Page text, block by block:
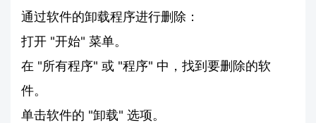
通过软件的卸载程序进行删除：
打开 "开始" 菜单。
在 "所有程序" 或 "程序" 中，找到要删除的软
件。
单击软件的 "卸载" 选项。